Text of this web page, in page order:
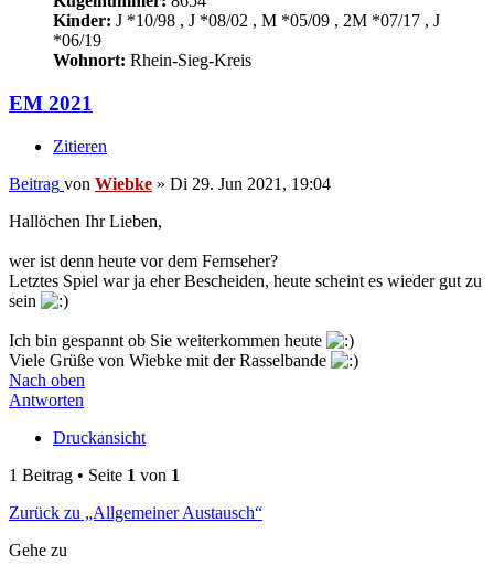
Kinder: J *10/98 , J *08/02 , M *05/09 , 2M *07/17 , J
*06/19
Wohnort: Rhein-Sieg-Kreis
EM 2021
Zitieren
Beitrag von Wiebke » Di 29. Jun 2021, 19:04
Hallöchen Ihr Lieben,
wer ist denn heute vor dem Fernseher?
Letztes Spiel war ja eher Bescheiden, heute scheint es wieder gut zu
sein
Ich bin gespannt ob Sie weiterkommen heute
Viele Grüße von Wiebke mit der Rasselbande
Nach oben
Antworten
Druckansicht
1 Beitrag • Seite 1 von 1
Zurück zu „Allgemeiner Austausch“
Gehe zu